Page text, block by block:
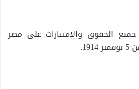
الحقوق والامتيازات على مصر